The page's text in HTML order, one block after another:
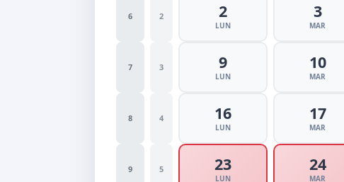
6 2 2
LUN
3
MAR
7 3 9
LUN
10
MAR
8 4 16
LUN
17
MAR
9 5 23
LUN
24
MAR